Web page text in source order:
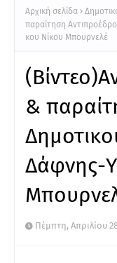
Αρχική σελίδα
παραίτηση
κου Νίκου Μπουρνελέ
&
Δάφνης-
Πέμπτη, Απριλίου